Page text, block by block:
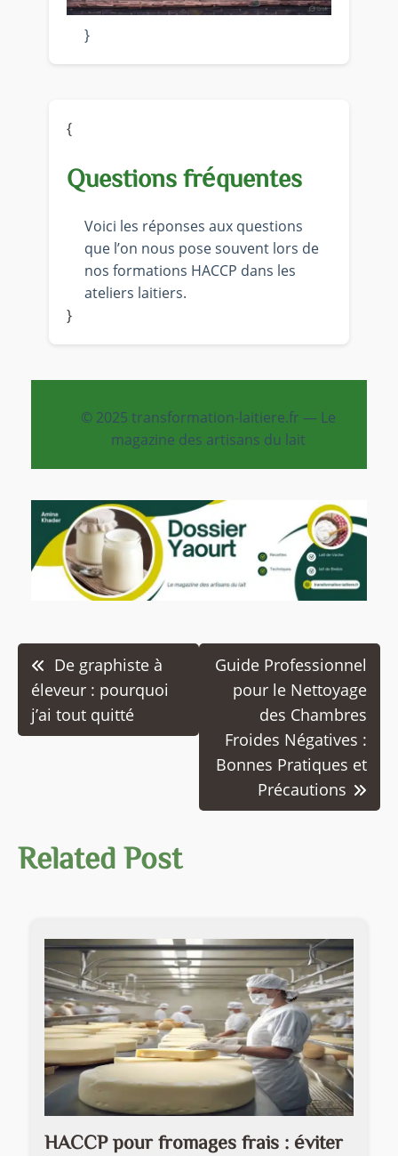
}
{
Questions fréquentes
Voici les réponses aux questions
que l’on nous pose souvent lors de
nos formations HACCP dans les
ateliers laitiers.
}
© 2025 transformation-laitiere.fr — Le
magazine des artisans du lait
Navigation
de
l’article
De graphiste à
éleveur : pourquoi
j’ai tout quitté
Guide Professionnel
pour le Nettoyage
des Chambres
Froides Négatives :
Bonnes Pratiques et
Précautions
Related Post
HACCP pour fromages frais : éviter